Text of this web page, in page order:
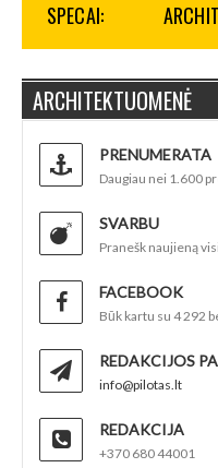
SPECAI:
ARCHITEKTUOMENĖ
PRENUMERATA
Daugiau nei 1.600
SVARBU
Pranešk naujieną
FACEBOOK
Būk kartu su 4 292
REDAKCIJOS
info@pilotas.lt
REDAKCIJA
+370 680 44001